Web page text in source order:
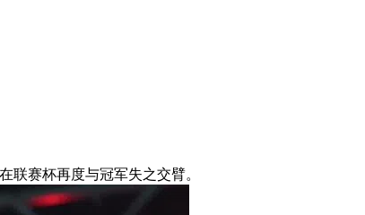
联赛杯再度与冠军失之交臂。